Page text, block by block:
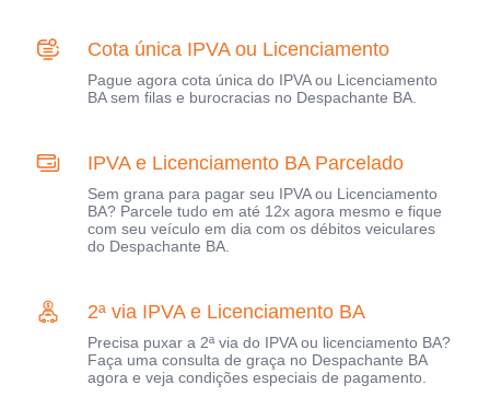
Cota única IPVA ou Licenciamento
Pague agora cota única do IPVA ou Licenciamento
BA sem filas e burocracias no Despachante BA.
IPVA e Licenciamento BA Parcelado
Sem grana para pagar seu IPVA ou Licenciamento
BA? Parcele tudo em até 12x agora mesmo e fique
com seu veículo em dia com os débitos veiculares
do Despachante BA.
2ª via IPVA e Licenciamento BA
Precisa puxar a 2ª via do IPVA ou licenciamento BA?
Faça uma consulta de graça no Despachante BA
agora e veja condições especiais de pagamento.